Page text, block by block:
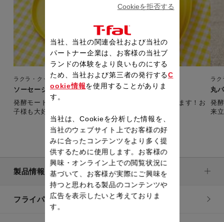
ラクラ・クッカー プラス コンパクト
ソーセージチーズパン
発酵モード、ベイクモードで自家製パンが簡単に作れます！お
子様も大好きな味
ラク
丸
発
来
製品情報
フライパン・鍋
当社、当社の関連会社および当社の
パートナー企業は、お客様の当社ブ
ランドの体験をより良いものにする
ため、当社および第三者の発行するC
ookie情報を使用することがありま
す。
当社は、Cookieを分析した情報を、
当社のウェブサイト上でお客様の好
みに合ったコンテンツをより多く提
供するために使用します。お客様の
興味・オンライン上での閲覧状況に
基づいて、お客様が実際にご興味を
持つと思われる製品のコンテンツや
広告を表示したいと考えておりま
す。
Cookieを拒否する